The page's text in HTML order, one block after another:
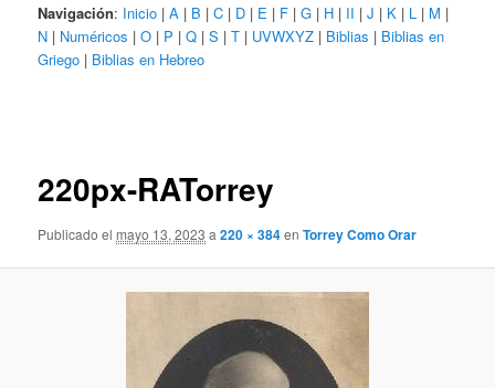
Navigación: Inicio |A | B |C | D | E | F |G | H | II |J | K | L | M |
N | Numéricos |O | P |Q |S |T | UVWXYZ | Biblias | Biblias en
Griego | Biblias en Hebreo
220px-RATorrey
Publicado el mayo 13, 2023 a220 × 384enTorrey Como Orar